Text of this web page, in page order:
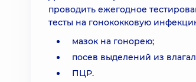
проводить ежегодное
тесты на гонококковую
мазок на гонорею;
посев выделений из
ПЦР.